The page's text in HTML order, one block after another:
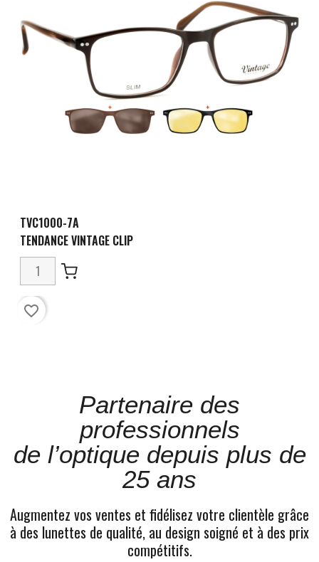
TVC1000-7A
TENDANCE VINTAGE CLIP
favorite_border
Partenaire des
professionnels
de l’optique depuis plus de
25 ans
Augmentez vos ventes et fidélisez votre clientèle grâce
à des lunettes de qualité, au design soigné et à des prix
compétitifs.